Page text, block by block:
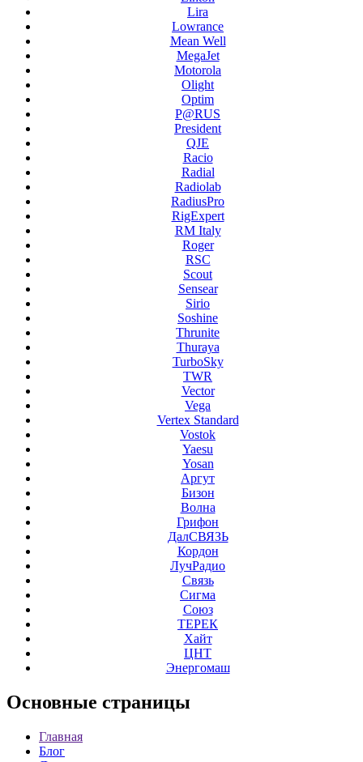
Lira
Lowrance
Mean Well
MegaJet
Motorola
Olight
Optim
P@RUS
President
QJE
Racio
Radial
Radiolab
RadiusPro
RigExpert
RM Italy
Roger
RSC
Scout
Sensear
Sirio
Soshine
Thrunite
Thuraya
TurboSky
TWR
Vector
Vega
Vertex Standard
Vostok
Yaesu
Yosan
Аргут
Бизон
Волна
Грифон
ДалСВЯЗЬ
Кордон
ЛучРадио
Связь
Сигма
Союз
ТЕРЕК
Хайт
ЦНТ
Энергомаш
Основные страницы
Главная
Блог